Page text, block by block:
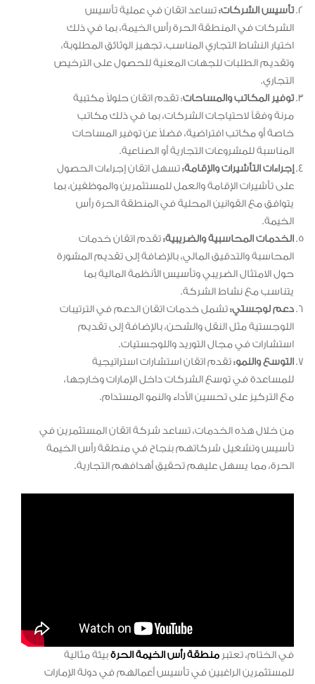
تأسيس الشركات:تساعد اتقان في عملية تأسيس
الشركات في المنطقة الحرة رأس الخيمة، بما في ذلك
اختيار النشاط التجاري المناسب، تجهيز الوثائق المطلوبة،
وتقديم الطلبات للجهات المعنية للحصول على الترخيص
التجاري.
توفير المكاتب والمساحات: تقدم اتقان حلولاً مكتبية
مرنة وفقاً لاحتياجات الشركات، بما في ذلك مكاتب
خاصة أو مكاتب افتراضية، فضلاً عن توفير المساحات
المناسبة للمشروعات التجارية أو الصناعية.
إجراءات التأشيرات والإقامة:تسهل اتقان إجراءات الحصول
على تأشيرات الإقامة والعمل للمستثمرين والموظفين، بما
يتوافق مع القوانين المحلية في المنطقة الحرة رأس
الخيمة.
الخدمات المحاسبية والضريبية:تقدم اتقان خدمات
المحاسبة والتدقيق المالي، بالإضافة إلى تقديم المشورة
حول الامتثال الضريبي وتأسيس الأنظمة المالية بما
يتناسب مع نشاط الشركة.
دعم لوجستي:تشمل خدمات اتقان الدعم في الترتيبات
اللوجستية مثل النقل والشحن، بالإضافة إلى تقديم
استشارات في مجال التوريد واللوجستيات.
التوسع والنمو:تقدم اتقان استشارات استراتيجية
للمساعدة في توسع الشركات داخل الإمارات وخارجها،
مع التركيز على تحسين الأداء والنمو المستدام.
من خلال هذه الخدمات، تساعد شركة اتقان المستثمرين في
تأسيس وتشغيل شركاتهم بنجاح في منطقة رأس الخيمة
الحرة، مما يسهل عليهم تحقيق أهدافهم التجارية.
في الختام، تعتبر منطقة رأس الخيمة الحرةبيئة مثالية
للمستثمرين الراغبين في تأسيس أعمالهم في دولة الإمارات